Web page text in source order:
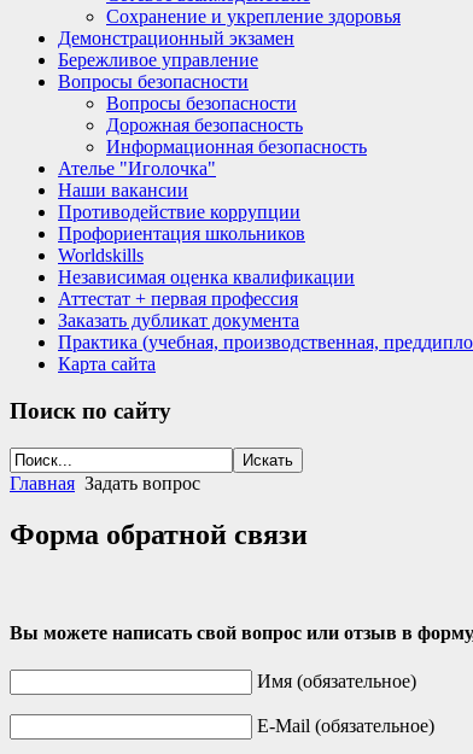
Сохранение и укрепление здоровья
Демонстрационный экзамен
Бережливое управление
Вопросы безопасности
Вопросы безопасности
Дорожная безопасность
Информационная безопасность
Ателье "Иголочка"
Наши вакансии
Противодействие коррупции
Профориентация школьников
Worldskills
Независимая оценка квалификации
Аттестат + первая профессия
Заказать дубликат документа
Практика (учебная, производственная,
Карта сайта
Поиск по сайту
Главная Задать вопрос
Форма обратной связи
Вы можете написать свой вопрос или отзыв в
Имя (обязательное)
E-Mail (обязательное)